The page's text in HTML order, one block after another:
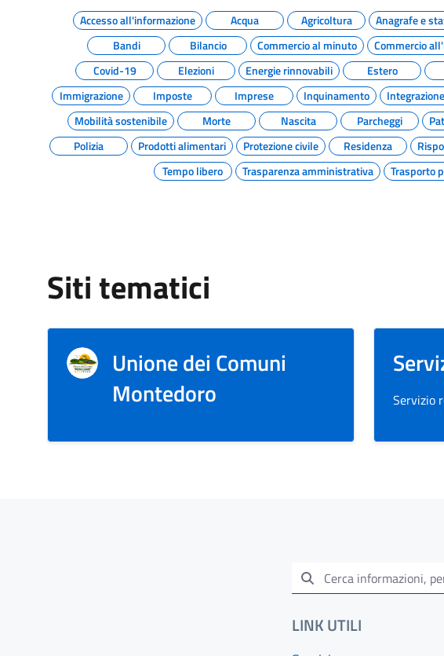
Accesso all'informazione Acqua Agricoltura Anagrafe e
Bandi
Bilancio Commercio al minuto Commercio
Covid-19
Elezioni Energie rinnovabili Estero
Immigrazione
Imposte Imprese Inquinamento
Mobilità sostenibile
Morte Nascita Parcheggi
Polizia
Prodotti alimentari Protezione civile Residenza
Tempo libero
Trasparenza amministrativa Trasporto
Siti tematici
Unione dei Comuni
Montedoro
Servizio
LINK UTILI